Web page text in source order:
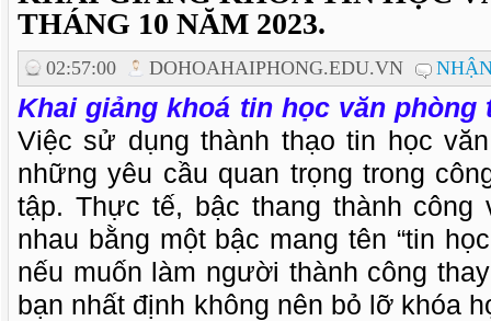
THÁNG 10 NĂM 2023.
02:57:00 DOHOAHAIPHONG.EDU.VN
Khai giảng khoá tin học văn phòng
Việc sử dụng thành thạo tin học
những yêu cầu quan trọng trong
tập. Thực tế, bậc thang thành công
nhau bằng một bậc mang tên “tin
nếu muốn làm người thành công
bạn nhất định không nên bỏ lỡ khóa